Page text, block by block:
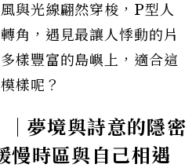
與光線翩然穿梭，P型人
角，遇見最讓人悸動的片
樣豐富的島嶼上，適合這
樣呢？
夢境與詩意的隱密
時區與自己相遇